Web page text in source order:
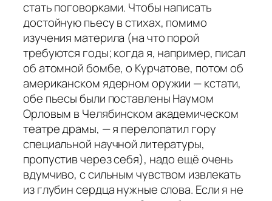
стать поговорками. Чтобы написать
достойную пьесу в стихах, помимо
изучения материла (на что порой
требуются годы; когда я, например, писал
об атомной бомбе, о Курчатове, потом об
американском ядерном оружии — кстати,
обе пьесы были поставлены Наумом
Орловым в Челябинском академическом
театре драмы, — я перелопатил гору
специальной научной литературы,
пропустив через себя), надо ещё очень
вдумчиво, с сильным чувством извлекать
из глубин сердца нужные слова. Если я не